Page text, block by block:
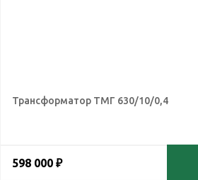
Трансформатор ТМГ 630/10/0,4
598 000 ₽